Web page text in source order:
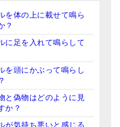
）
を体の上に載せて鳴ら
？
に足を入れて鳴らして
を頭にかぶって鳴らし
と偽物はどのように見
か？
が気持ち悪いと感じる